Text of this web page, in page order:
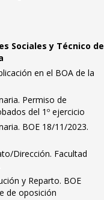
Sociales y Técnico de
en el BOA de la
Permiso de
del 1º ejercicio
BOE 18/11/2023.
Dirección. Facultad
y Reparto. BOE
de oposición